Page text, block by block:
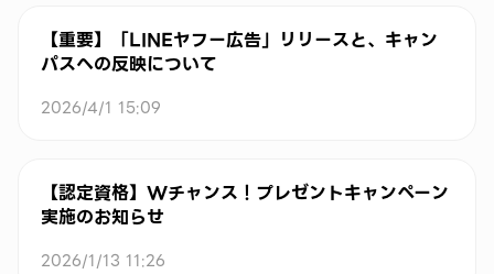
【重要】「LINEヤフー広告」リリースと、キャン
パスへの反映について
2026/4/1 15:09
【認定資格】Wチャンス！プレゼントキャンペーン
実施のお知らせ
2026/1/13 11:26